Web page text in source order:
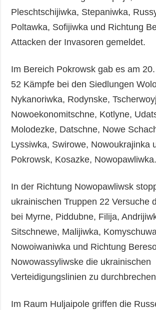
Pleschtschijiwka, Stepaniwka,
Poltawka, Sofijiwka und Richtung
Attacken der Invasoren gemeldet.
Im Bereich Pokrowsk gab es am
52 Kämpfe bei den Siedlungen
Nykanoriwka, Rodynske,
Nowoekonomitschne, Kotlyne,
Molodezke, Datschne, Nowe
Lyssiwka, Swirowe, Nowoukrajinka
Pokrowsk, Kosazke, Nowopawliwka.
In der Richtung Nowopawliwsk
ukrainischen Truppen 22 Versuche
bei Myrne, Piddubne, Filija,
Sitschnewe, Malijiwka,
Nowoiwaniwka und Richtung
Nowowassyliwske die ukrainischen
Verteidigungslinien zu
Im Raum Huljaipole griffen die